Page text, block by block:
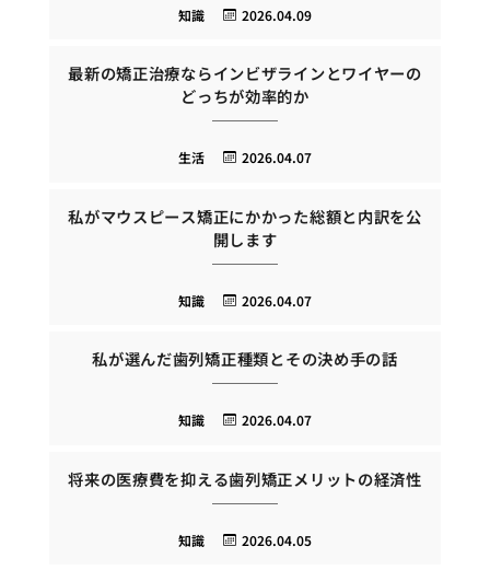
2026.04.09
知識
最新の矯正治療ならインビザラインとワイヤーの
どっちが効率的か
2026.04.07
生活
私がマウスピース矯正にかかった総額と内訳を公
開します
2026.04.07
知識
私が選んだ歯列矯正種類とその決め手の話
2026.04.07
知識
将来の医療費を抑える歯列矯正メリットの経済性
2026.04.05
知識